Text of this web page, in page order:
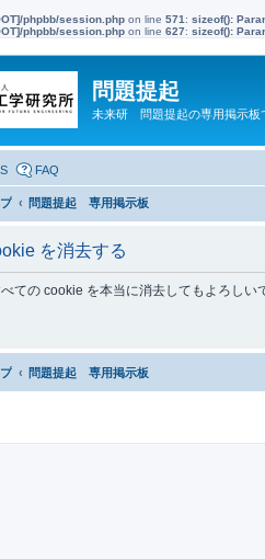
phpbb/session.php on line 571 : sizeof():
phpbb/session.php on line 627: sizeof():
問題提起
未来研 問題提起の専用掲示板
FAQ
問題提起 専用掲示板
を消去する
ての cookie を本当に消去してもよろしい
問題提起 専用掲示板